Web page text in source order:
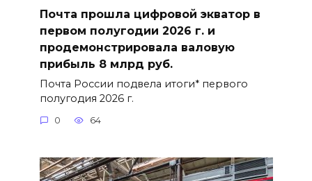
Почта прошла цифровой экватор в
первом полугодии 2026 г. и
продемонстрировала валовую
прибыль 8 млрд руб.
Почта России подвела итоги* первого
полугодия 2026 г.
0 64